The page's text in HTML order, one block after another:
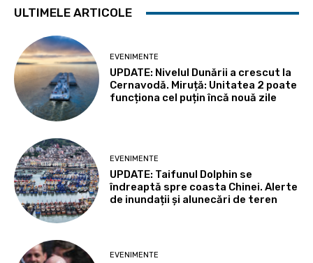
ULTIMELE ARTICOLE
EVENIMENTE
UPDATE: Nivelul Dunării a crescut la
Cernavodă. Miruță: Unitatea 2 poate
funcționa cel puțin încă nouă zile
EVENIMENTE
UPDATE: Taifunul Dolphin se
îndreaptă spre coasta Chinei. Alerte
de inundații și alunecări de teren
EVENIMENTE